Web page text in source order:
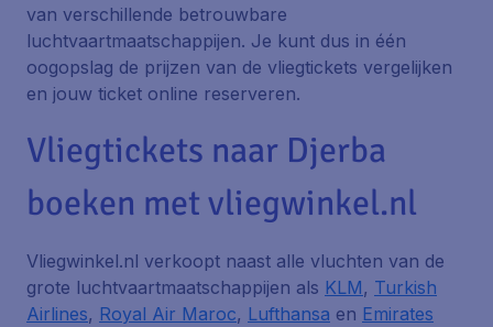
van verschillende betrouwbare
luchtvaartmaatschappijen. Je kunt dus in één
oogopslag de prijzen van de vliegtickets vergelijken
en jouw ticket online reserveren.
Vliegtickets naar Djerba
boeken met vliegwinkel.nl
Vliegwinkel.nl verkoopt naast alle vluchten van de
grote luchtvaartmaatschappijen als KLM, Turkish
Airlines, Royal Air Maroc, Lufthansa en Emirates